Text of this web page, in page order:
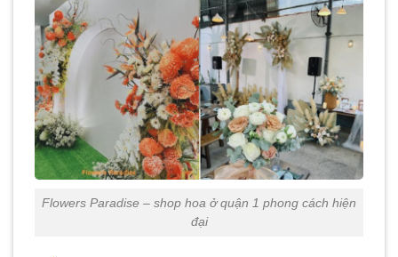
Flowers Paradise – shop hoa ở quận 1 phong cách hiện
đại